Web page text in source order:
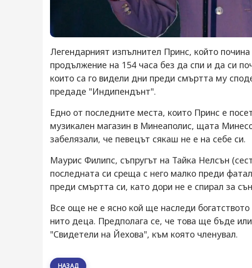
Легендарният изпълнител Принс, който
продължение на 154 часа без да спи и да си
които са го видели дни преди смъртта му
предаде "Индипендънт".
Едно от последните места, които Принс е
музикален магазин в Минеаполис, щата
забелязали, че певецът сякаш не е на себе си.
Маурис Филипс, съпругът на Тайка Нелсън
последната си среща с него малко преди
преди смъртта си, като дори не е спирал за
Все още не е ясно кой ще наследи
нито деца. Предполага се, че това ще бъде
"Свидетели на Йехова", към която членувал.
НАЗАД